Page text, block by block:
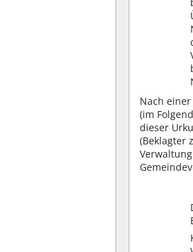
Nach
(im
dieser
(Beklagter